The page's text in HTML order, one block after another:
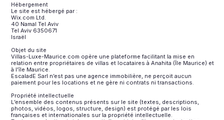
Hébergement
Le site est hébergé par :
Wix.com Ltd.
40 Namal Tel Aviv
Tel Aviv 6350671
Israël
Objet du site
Villas-Luxe-Maurice.com opère une plateforme facilitant la mise en
relation entre propriétaires de villas et locataires à Anahita (Île Maurice) et
à l'île Maurice.
EscaladE Sarl n’est pas une agence immobilière, ne perçoit aucun
paiement pour les locations et ne gère ni contrats ni transactions.
Propriété intellectuelle
L’ensemble des contenus présents sur le site (textes, descriptions,
photos, vidéos, logos, structure, design) est protégé par les lois
françaises et internationales sur la propriété intellectuelle.